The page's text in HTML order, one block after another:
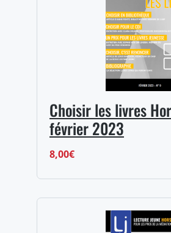
Choisir les livres
février 2023
8,00€